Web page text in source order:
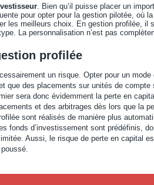
. Bien qu’il puisse placer un
pour opter pour la gestion pilotée, où
les meilleurs choix. En gestion profilée, il
La personnalisation n’est pas
profilée
un risque. Opter pour un mode
que des placements sur unités de compte
sera donc évidemment la perte en
et des arbitrages dès lors que la
sont réalisés de manière plus
fonds d’investissement sont prédéfinis,
Aussi, le risque de perte en capital